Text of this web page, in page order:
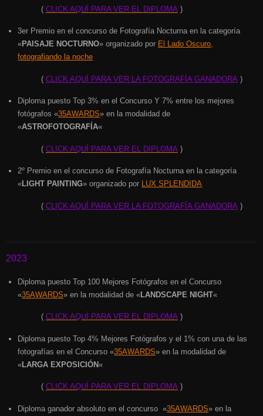
( CLICK AQUÍ PARA VER EL DIPLOMA )
3er Premio en el concurso de Fotografía Nocturna en la categoría
«PAISAJE NOCTURNO» organizado por El Lado Oscuro,
fotografiando la noche
( CLICK AQUÍ PARA VER LA FOTOGRAFÍA GANADORA )
Diploma puesto Top 3% en el Concurso Y 7% entre los mejores
fotógrafos «35AWARDS» en la modalidad de
«ASTROFOTOGRAFÍA«
( CLICK AQUÍ PARA VER EL DIPLOMA )
2º Premio en el concurso de Fotografía Nocturna en la categoría
«LIGHT PAINTING» organizado por LUX SPLENDIDA
( CLICK AQUÍ PARA VER LA FOTOGRAFÍA GANADORA )
2023
Diploma puesto Top 100 Mejores Fotógrafos en el Concurso
«35AWARDS» en la modalidad de «LANDSCAPE NIGHT«
( CLICK AQUÍ PARA VER EL DIPLOMA )
Diploma puesto Top 4% Mejores Fotógrafos y el 1% con una de las
fotografías en el Concurso «35AWARDS» en la modalidad de
«LARGA EXPOSICIÓN«
( CLICK AQUÍ PARA VER EL DIPLOMA )
Diploma ganador absoluto en el concurso «35AWARDS» en la